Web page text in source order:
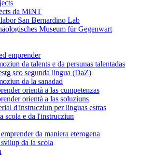
da MINT
San Bernardino Lab
Museum für Gegenwart
emprender
da talents e da persunas talentadas
sco segunda lingua (DaZ)
da la sanadad
orientà a las cumpetenzas
orientà a las soluziuns
d'instrucziun per linguas estras
scola e da l'instrucziun
da maniera eterogena
da la scola